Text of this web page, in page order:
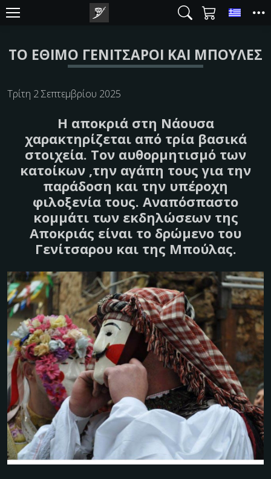
ΤΟ ΈΘΙΜΟ ΓΕΝΊΤΣΑΡΟΙ ΚΑΙ ΜΠΟΎΛΕΣ
Τρίτη 2 Σεπτεμβρίου 2025
Η αποκριά στη Νάουσα
χαρακτηρίζεται από τρία βασικά
στοιχεία. Τον αυθορμητισμό των
κατοίκων ,την αγάπη τους για την
παράδοση και την υπέροχη
φιλοξενία τους. Αναπόσπαστο
κομμάτι των εκδηλώσεων της
Αποκριάς είναι το δρώμενο του
Γενίτσαρου και της Μπούλας.